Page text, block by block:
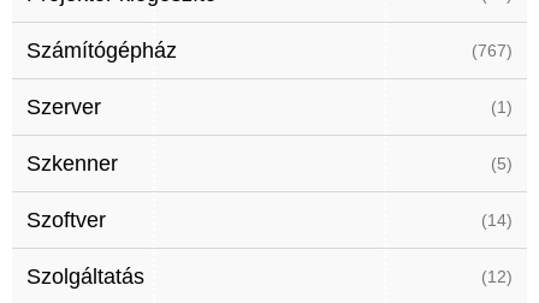
Számítógépház (767)
Szerver (1)
Szkenner (5)
Szoftver (14)
Szolgáltatás (12)